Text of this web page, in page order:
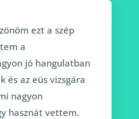
ezt a szép
a
jó hangulatban
és az eüs vizsgára
nagyon
hasznát vettem.